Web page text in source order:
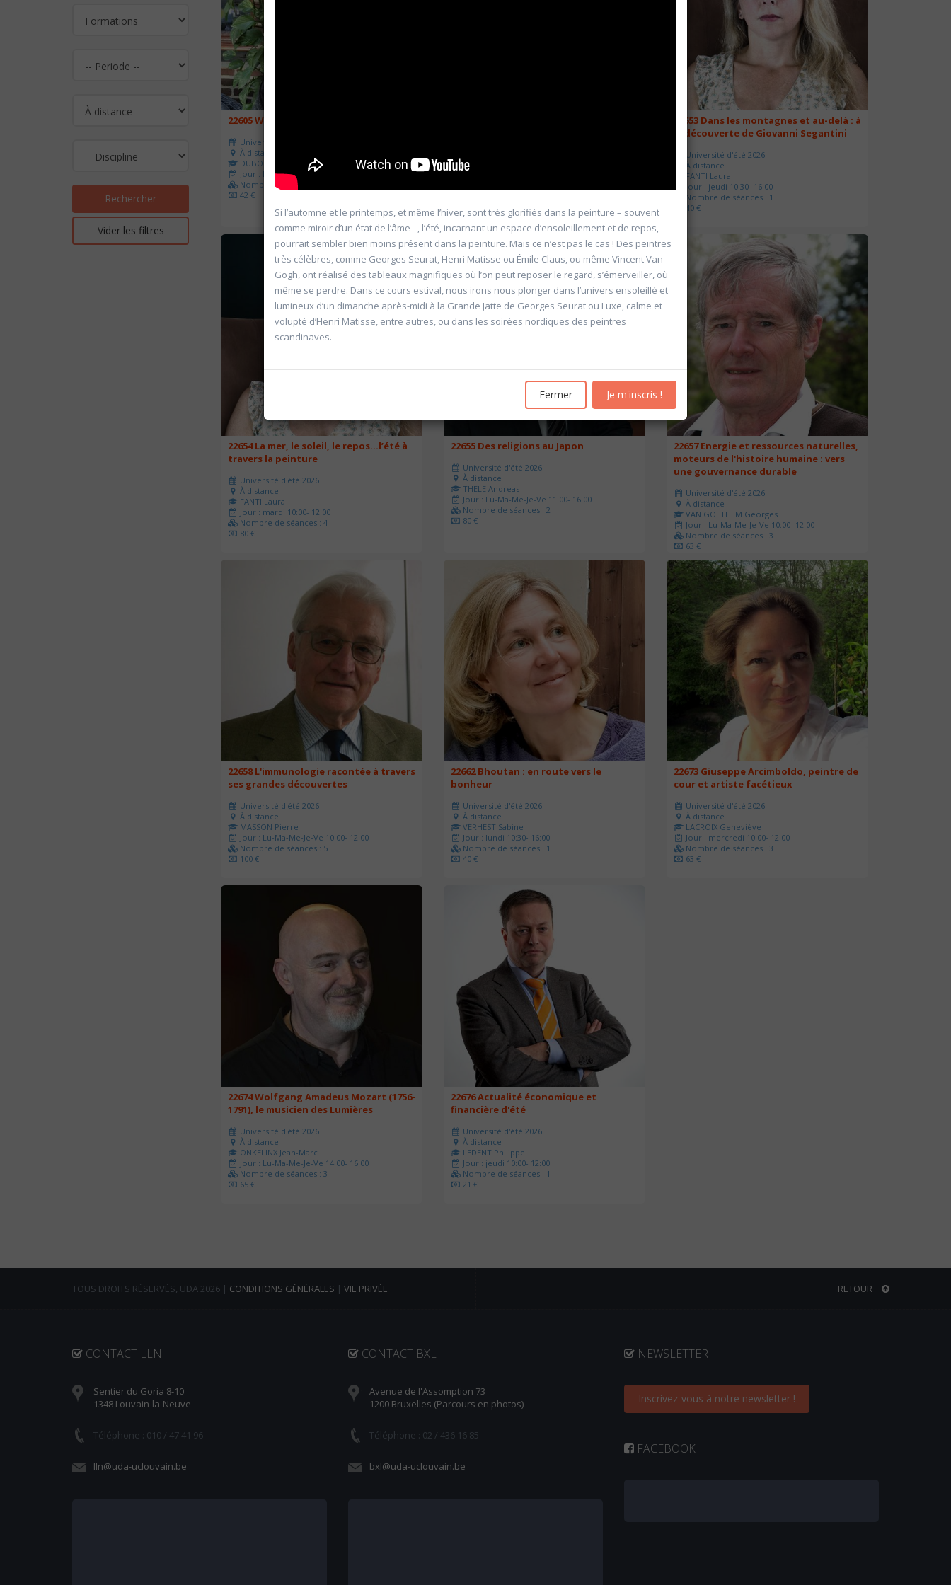
Rechercher
Vider les filtres
22605 William Turner et le paysage
Université d'été 2026
À distance
DUBOIS Anne
Jour : Lu-Ma-Me-Je-Ve 09:45- 12:00
Nombre de séances : 2
42 €
KHADER Bichara
Jour : Lu-Ma-Me-Je-Ve 10:00- 12:00
22653 Dans les montagnes et au-delà : à
la découverte de Giovanni Segantini
Université d'été 2026
À distance
FANTI Laura
Jour : jeudi 10:30- 16:00
Nombre de séances : 1
40 €
22654 La mer, le soleil, le repos…l’été à
travers la peinture
Université d'été 2026
À distance
FANTI Laura
Jour : mardi 10:00- 12:00
Nombre de séances : 4
80 €
22655 Des religions au Japon
Université d'été 2026
À distance
THELE Andreas
Jour : Lu-Ma-Me-Je-Ve 11:00- 16:00
Nombre de séances : 2
80 €
22657 Energie et ressources naturelles,
moteurs de l'histoire humaine : vers
une gouvernance durable
Université d'été 2026
À distance
VAN GOETHEM Georges
Jour : Lu-Ma-Me-Je-Ve 10:00- 12:00
Nombre de séances : 3
63 €
22658 L'immunologie racontée à travers
ses grandes découvertes
Université d'été 2026
À distance
MASSON Pierre
Jour : Lu-Ma-Me-Je-Ve 10:00- 12:00
Nombre de séances : 5
100 €
22662 Bhoutan : en route vers le
bonheur
Université d'été 2026
À distance
VERHEST Sabine
Jour : lundi 10:30- 16:00
Nombre de séances : 1
40 €
22673 Giuseppe Arcimboldo, peintre de
cour et artiste facétieux
Université d'été 2026
À distance
LACROIX Geneviève
Jour : mercredi 10:00- 12:00
Nombre de séances : 3
63 €
22674 Wolfgang Amadeus Mozart (1756-
1791), le musicien des Lumières
Université d'été 2026
À distance
ONKELINX Jean-Marc
Jour : Lu-Ma-Me-Je-Ve 14:00- 16:00
Nombre de séances : 3
65 €
22676 Actualité économique et
financière d'été
Université d'été 2026
À distance
LEDENT Philippe
Jour : jeudi 10:00- 12:00
Nombre de séances : 1
21 €
TOUS DROITS RÉSERVÉS, UDA 2026 | CONDITIONS GÉNÉRALES | VIE PRIVÉE RETOUR
CONTACT LLN
Sentier du Goria 8-10
1348 Louvain-la-Neuve
Téléphone : 010 / 47 41 96
lln@uda-uclouvain.be
CONTACT BXL
Avenue de l'Assomption 73
1200 Bruxelles (Parcours en photos)
Téléphone : 02 / 436 16 85
bxl@uda-uclouvain.be
NEWSLETTER
Inscrivez-vous à notre newsletter !
FACEBOOK
Si l’automne et le printemps, et même l’hiver, sont très glorifiés dans la peinture – souvent
comme miroir d’un état de l’âme –, l’été, incarnant un espace d’ensoleillement et de repos,
pourrait sembler bien moins présent dans la peinture. Mais ce n’est pas le cas ! Des peintres
très célèbres, comme Georges Seurat, Henri Matisse ou Émile Claus, ou même Vincent Van
Gogh, ont réalisé des tableaux magnifiques où l’on peut reposer le regard, s’émerveiller, où
même se perdre. Dans ce cours estival, nous irons nous plonger dans l’univers ensoleillé et
lumineux d’un dimanche après-midi à la Grande Jatte de Georges Seurat ou Luxe, calme et
volupté d’Henri Matisse, entre autres, ou dans les soirées nordiques des peintres
scandinaves.
Fermer Je m'inscris !